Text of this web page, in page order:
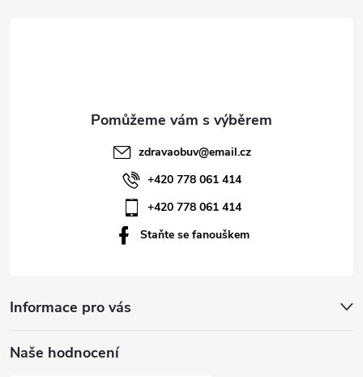
Informace pro vás
Naše hodnocení
zdravaobuv@email.cz
+420 778 061 414
+420 778 061 414
Staňte se fanouškem